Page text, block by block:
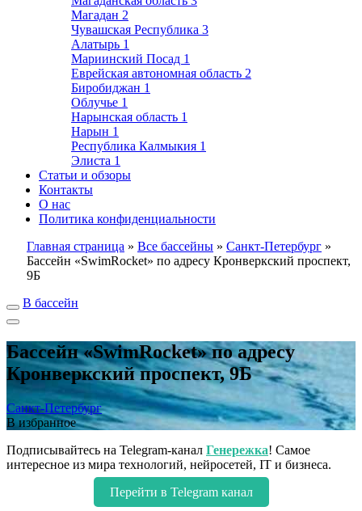
Магадан 2
Чувашская Республика 3
Алатырь 1
Мариинский Посад 1
Еврейская автономная область 2
Биробиджан 1
Облучье 1
Нарынская область 1
Нарын 1
Республика Калмыкия 1
Элиста 1
Статьи и обзоры
Контакты
О нас
Политика конфиденциальности
Главная страница » Все бассейны » Санкт-Петербург »
Бассейн «SwimRocket» по адресу Кронверкский проспект,
9Б
В бассейн
Бассейн «SwimRocket» по адресу
Кронверкский проспект, 9Б
Санкт-Петербург
В избранное
Подписывайтесь на Telegram-канал Генережка! Самое
интересное из мира технологий, нейросетей, IT и бизнеса.
Перейти в Telegram канал